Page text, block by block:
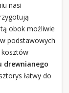
nasi
obok możliwie
podstawowych
drewnianego
łatwy do